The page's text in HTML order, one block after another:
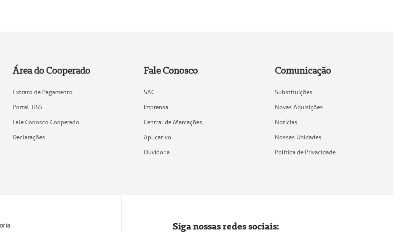
Área do Cooperado
Extrato de Pagamento
Portal TISS
Fale Conosco Cooperado
Declarações
Fale Conosco
SAC
Imprensa
Central de Marcações
Aplicativo
Ouvidoria
Comunicação
Substituições
Novas Aquisições
Notícias
Nossas Unidades
Política de Privacidade
Siga nossas redes sociais: